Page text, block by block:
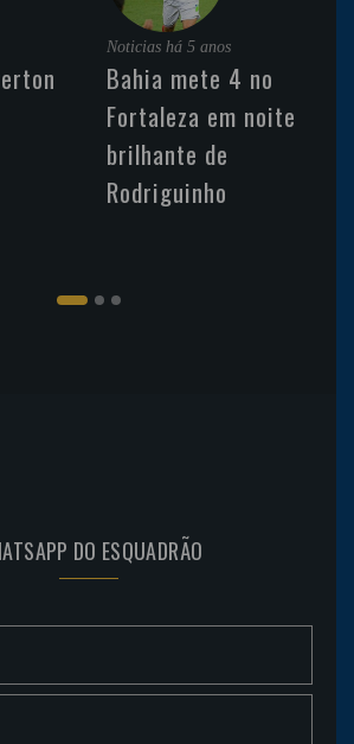
Noticias há 5 anos
Bahia mete 4 no
Fortaleza em noite
brilhante de
Rodriguinho
DO ESQUADRÃO